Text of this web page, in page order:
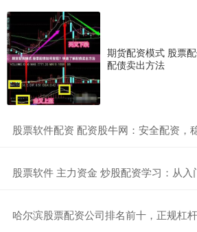
期货配资模式 股票
配债卖出方法
股票软件配资 配资股牛网：安全配资，
股票软件 主力资金 炒股配资学习：从
哈尔滨股票配资公司排名前十，正规杠